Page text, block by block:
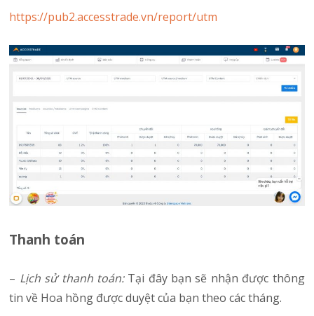
https://pub2.accesstrade.vn/report/utm
Thanh toán
– Lịch sử thanh toán: Tại đây bạn sẽ nhận được thông
tin về Hoa hồng được duyệt của bạn theo các tháng.